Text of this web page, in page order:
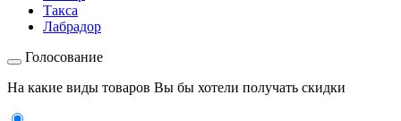
Такса
Лабрадор
Голосование
На какие виды товаров Вы бы хотели получать скидки